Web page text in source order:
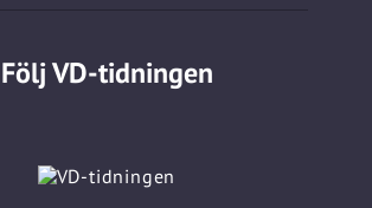
Följ VD-tidningen